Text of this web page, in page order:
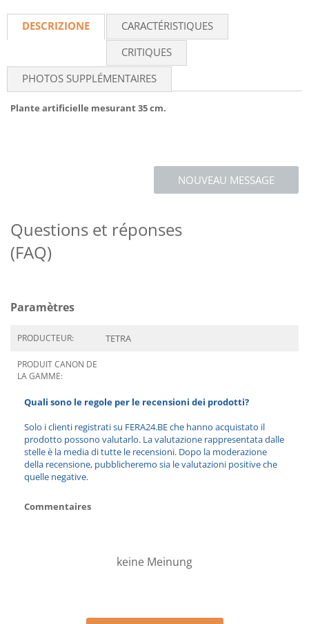
DESCRIZIONE
CARACTÉRISTIQUES
CRITIQUES
PHOTOS SUPPLÉMENTAIRES
Plante artificielle mesurant 35 cm.
NOUVEAU MESSAGE
Questions et réponses
(FAQ)
Paramètres
PRODUCTEUR: TETRA
PRODUIT CANON DE
LA GAMME:
Quali sono le regole per le recensioni dei prodotti?
Solo i clienti registrati su FERA24.BE che hanno acquistato il
prodotto possono valutarlo. La valutazione rappresentata dalle
stelle è la media di tutte le recensioni. Dopo la moderazione
della recensione, pubblicheremo sia le valutazioni positive che
quelle negative.
Commentaires
keine Meinung